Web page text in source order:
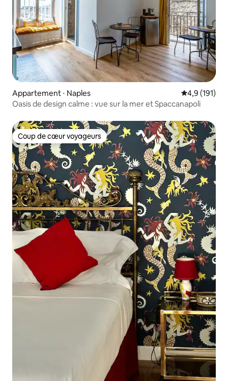
Appartement ⋅ Naples Évaluation
4,9 (191)
Oasis de design calme : vue sur la mer et Spaccanapoli
Coup de cœur voyageurs
Coup de cœur voyageurs